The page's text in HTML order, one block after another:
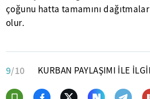
çoğunu hatta tamamını
olur.
9/10 KURBAN PAYLAŞIMI İLE